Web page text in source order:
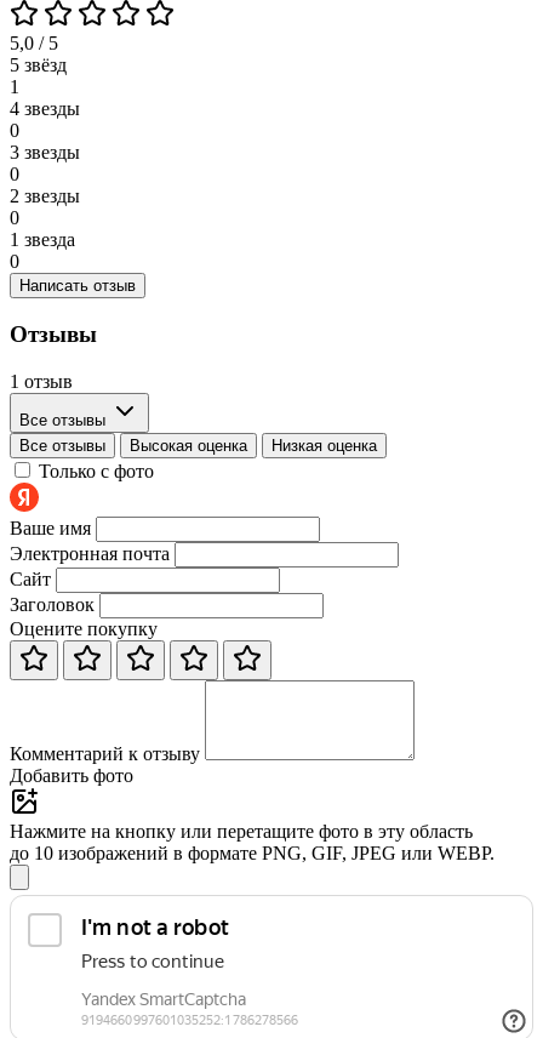
5,0 / 5
5 звёзд
1
4 звезды
0
3 звезды
0
2 звезды
0
1 звезда
0
Написать отзыв
Отзывы
1 отзыв
Все отзывы
Все отзывы
Высокая оценка Низкая оценка
Только с фото
Ваше имя
Электронная почта
Сайт
Заголовок
Оцените покупку
Комментарий к отзыву
Добавить фото
Нажмите на кнопку или перетащите фото в эту область
до 10 изображений в формате PNG, GIF, JPEG или WEBP.